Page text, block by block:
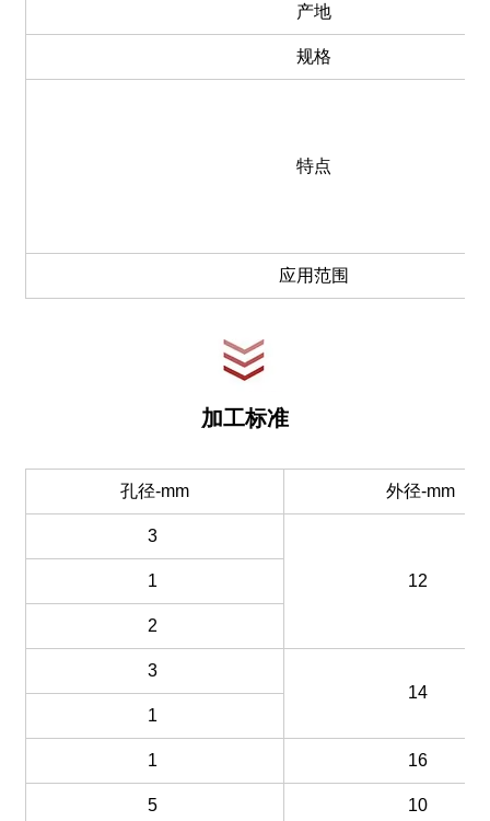
产地
规格
特点
应用范围
加工标准
孔径-mm 外径-mm
3
12
1
2
3
14
1
1 16
5 10